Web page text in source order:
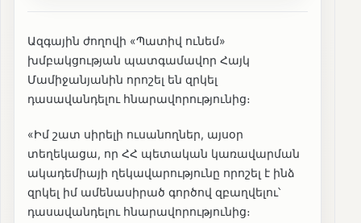
Ազգային ժողովի «Պատիվ ունեմ»
խմբակցության պատգամավոր Հայկ
Մամիջանյանին որոշել են զրկել
դասավանդելու հնարավորությունից։
«Իմ շատ սիրելի ուսանողներ, այսօր
տեղեկացա, որ ՀՀ պետական կառավարման
ակադեմիայի ղեկավարությունը որոշել է ինձ
զրկել իմ ամենասիրած գործով զբաղվելու՝
դասավանդելու հնարավորությունից։